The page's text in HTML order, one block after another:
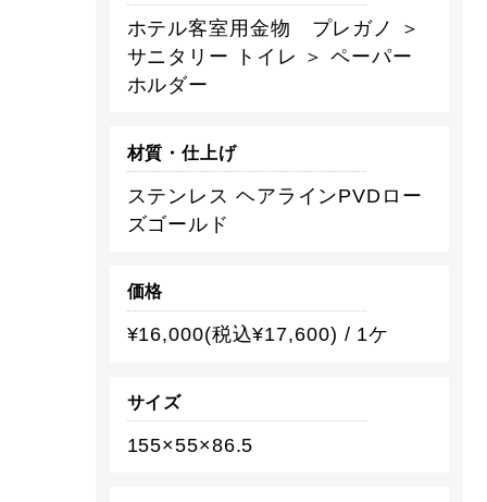
ホテル客室用金物 プレガノ ＞
サニタリー トイレ ＞ ペーパー
ホルダー
材質・仕上げ
ステンレス ヘアラインPVDロー
ズゴールド
価格
¥16,000(税込¥17,600) / 1ケ
サイズ
155×55×86.5